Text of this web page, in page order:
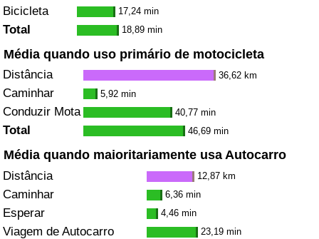
Bicicleta 17,24 min
Total 18,89 min
Média quando uso primário de motocicleta
Distância 36,62 km
Caminhar 5,92 min
Conduzir Mota 40,77 min
Total 46,69 min
Média quando maioritariamente usa Autocarro
Distância 12,87 km
Caminhar 6,36 min
Esperar 4,46 min
Viagem de Autocarro 23,19 min